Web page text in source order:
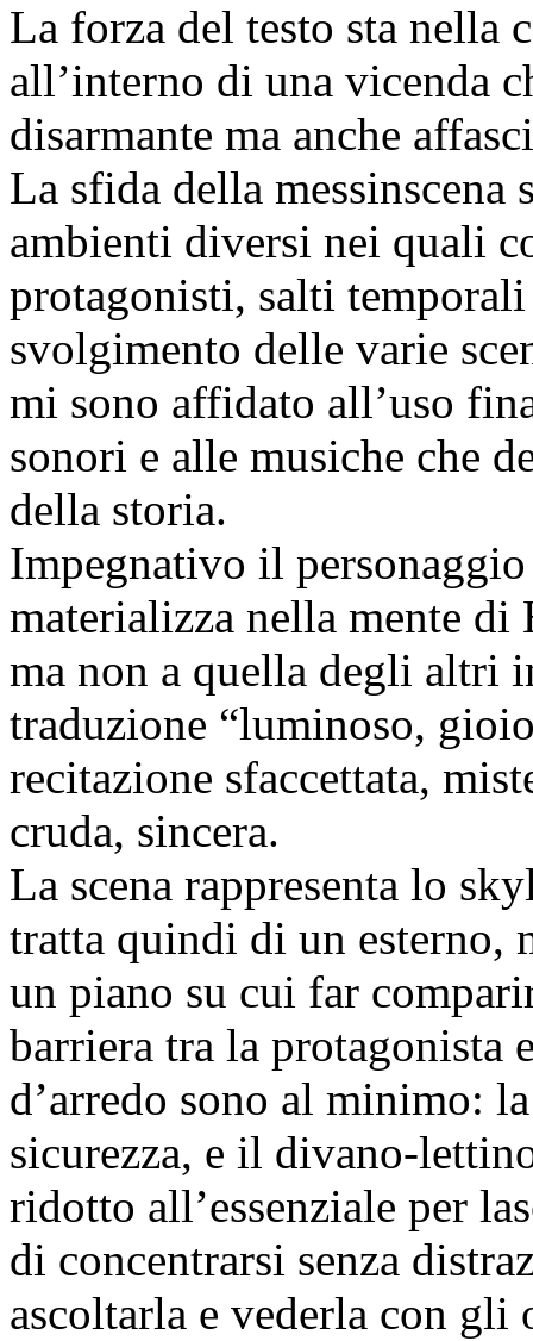
La forza del testo sta nella
all’interno di una vicenda
disarmante ma anche
La sfida della messinscena
ambienti diversi nei quali
protagonisti, salti
svolgimento delle varie
mi sono affidato all’uso
sonori e alle musiche che
della storia.
Impegnativo il
materializza nella mente
ma non a quella degli altri
traduzione “luminoso,
recitazione sfaccettata,
cruda, sincera.
La scena rappresenta lo
tratta quindi di un esterno,
un piano su cui far
barriera tra la
d’arredo sono al minimo:
sicurezza, e il divano-
ridotto all’essenziale per
di concentrarsi senza
ascoltarla e vederla con gli